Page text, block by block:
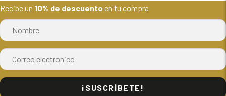
Recibe un 10% de descuento en tu compra
¡SUSCRÍBETE!